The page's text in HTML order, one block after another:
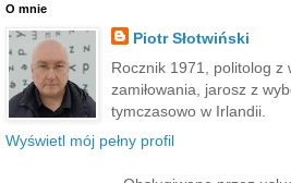
O mnie
Piotr Słotwiński
Rocznik 1971, politolog z
zamiłowania, jarosz z
tymczasowo w Irlandii.
Wyświetl mój pełny profil